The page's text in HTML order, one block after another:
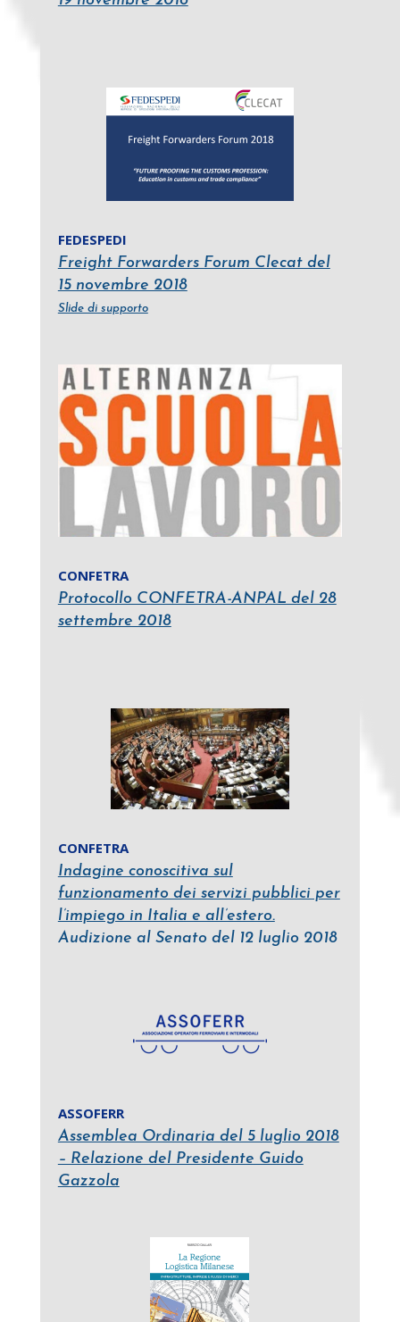
FEDESPEDI
Freight Forwarders Forum Clecat del
15 novembre 2018
Slide di supporto
CONFETRA
Protocollo CONFETRA-ANPAL del 28
settembre 2018
CONFETRA
Indagine conoscitiva sul
funzionamento dei servizi pubblici per
l’impiego in Italia e all’estero.
Audizione al Senato del 12 luglio 2018
ASSOFERR
Assemblea Ordinaria del 5 luglio 2018
– Relazione del Presidente Guido
Gazzola